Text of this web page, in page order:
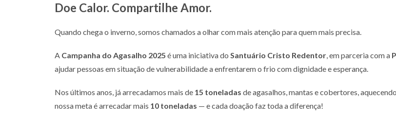
Doe Calor. Compartilhe Amor.
Quando chega o inverno, somos chamados a olhar com mais atenção para quem mais precisa.
A Campanha do Agasalho 2025 é uma iniciativa do Santuário Cristo Redentor, em parceria com a
ajudar pessoas em situação de vulnerabilidade a enfrentarem o frio com dignidade e esperança.
Nos últimos anos, já arrecadamos mais de 15 toneladas de agasalhos, mantas e cobertores,
nossa meta é arrecadar mais 10 toneladas — e cada doação faz toda a diferença!